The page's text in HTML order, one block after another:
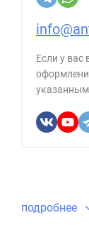
Если у вас
подробнее